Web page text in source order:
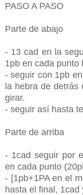
PASO A PASO
Parte de abajo
- 13 cad en la
1pb en cada punto
- seguir con 1pb
la hebra de detrás
girar.
- seguir así hasta
Parte de arriba
- 1cad seguir por
en cada punto
- [1pb+1PA en el
hasta el final, 1cad